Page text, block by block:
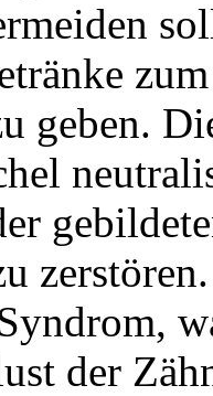
geben.
der